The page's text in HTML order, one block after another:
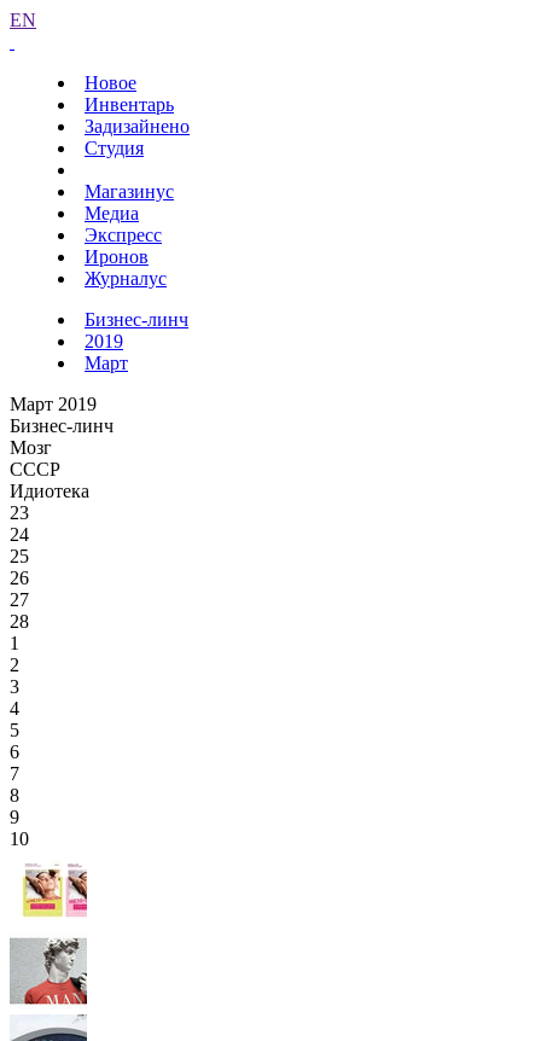
EN
Новое
Инвентарь
Задизайнено
Студия
Магазинус
Медиа
Экспресс
Иронов
Журналус
Бизнес-линч
2019
Март
Март 2019
Бизнес-линч
Мозг
СССР
Идиотека
23
24
25
26
27
28
1
2
3
4
5
6
7
8
9
10